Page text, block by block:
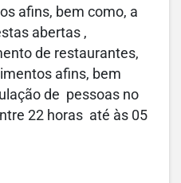
afins, bem como, a
abertas ,
de restaurantes,
afins, bem
de pessoas no
22 horas até às 05